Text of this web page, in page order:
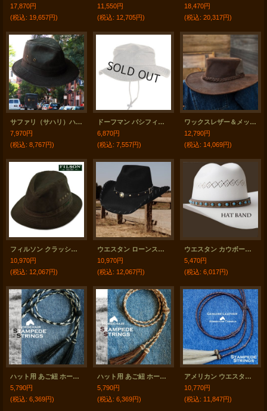
17,870円
(税込: 19,657円)
11,550円
(税込: 12,705円)
18,470円
(税込: 20,317円)
サファリ（サハリ）ハット・ブラックL/Safari Hat
7,970円
(税込: 8,767円)
ドーフマン パシフィック パッカブル アウトドア ハット あご紐つき（ダークブラウン）/DPC Dorfman Pacific Packable Hat(Dark Brown)
6,870円
(税込: 7,557円)
ワックスレザー＆メッシュ クラッシャブル・パッカブルハット（ブラウン）/Leather Hat(Brown)
12,790円
(税込: 14,069円)
フィルソン クラッシャブル カバークロス パッカーハット オッターグリーン/Filson Cover Cloth Crushable Packer Hat(Otter Green)
10,970円
(税込: 12,067円)
ウエスタン ローンスター カウボーイ ハット（ブラック）/Bullhide Lone Star Cowboy Hat(Black)
10,970円
(税込: 12,067円)
ウエスタン カウボーイハット レザー製 ハットバンド（ブラウン・ターコイズ）/Leather Hat Band (Brown/Turq)
5,470円
(税込: 6,017円)
ハット用 あご紐 ホースヘアー 馬毛 スタンピード ストリングス ブラック・ナチュラル/M&F Western Products Horse Hair Stampede Strings
5,790円
(税込: 6,369円)
ハット用 あご紐 ホースヘアー 馬毛 スタンピード ストリングス ブラウン・ナチュラル/M&F Western Products Horse Hair Stampede Strings
5,790円
(税込: 6,369円)
アメリカン ウエスタン レザー&ホースヘアータッセル スタンピード ストリングス ブラウン・ナチュラル（ハット用あご紐）/Leather w/horse Hair Stampede Strings
10,770円
(税込: 11,847円)